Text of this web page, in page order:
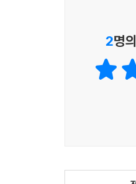
한국 사회에 뿌
격리 시행시설
기본권이 박탈
여성, 아동, 장애
2명